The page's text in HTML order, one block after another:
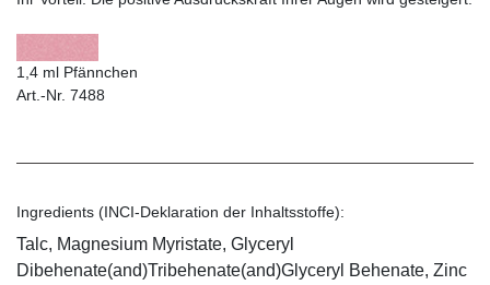
1,4 ml Pfännchen
Art.-Nr. 7488
Ingredients (INCI-Deklaration der Inhaltsstoffe):
Talc, Magnesium Myristate, Glyceryl
Dibehenate(and)Tribehenate(and)Glyceryl Behenate, Zinc